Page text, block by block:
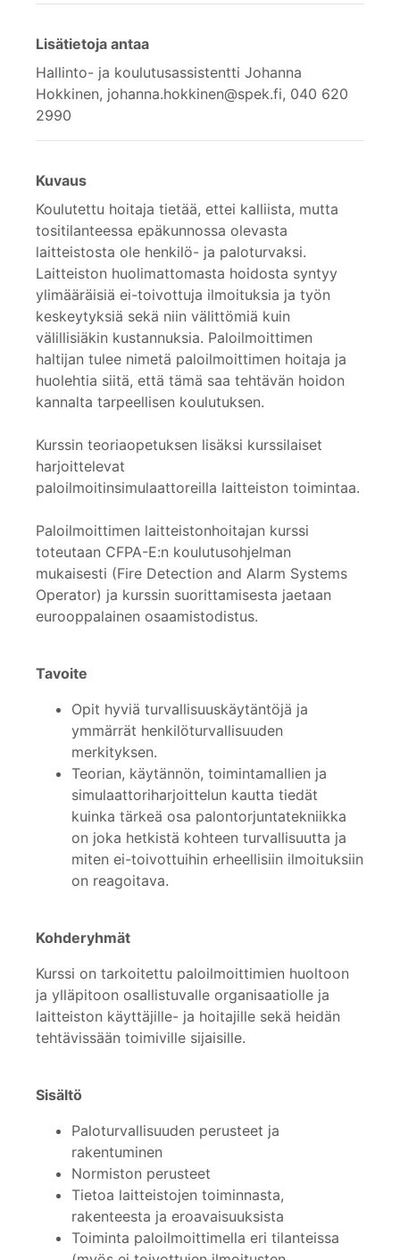
Lisätietoja antaa
Hallinto- ja koulutusassistentti Johanna
Hokkinen, johanna.hokkinen@spek.fi, 040 620
2990
Kuvaus
Koulutettu hoitaja tietää, ettei kalliista, mutta
tositilanteessa epäkunnossa olevasta
laitteistosta ole henkilö- ja paloturvaksi.
Laitteiston huolimattomasta hoidosta syntyy
ylimääräisiä ei-toivottuja ilmoituksia ja työn
keskeytyksiä sekä niin välittömiä kuin
välillisiäkin kustannuksia. Paloilmoittimen
haltijan tulee nimetä paloilmoittimen hoitaja ja
huolehtia siitä, että tämä saa tehtävän hoidon
kannalta tarpeellisen koulutuksen.
Kurssin teoriaopetuksen lisäksi kurssilaiset
harjoittelevat
paloilmoitinsimulaattoreilla laitteiston toimintaa.
Paloilmoittimen laitteistonhoitajan kurssi
toteutaan CFPA-E:n koulutusohjelman
mukaisesti (Fire Detection and Alarm Systems
Operator) ja kurssin suorittamisesta jaetaan
eurooppalainen osaamistodistus.
Tavoite
Opit hyviä turvallisuuskäytäntöjä ja
ymmärrät henkilöturvallisuuden
merkityksen.
Teorian, käytännön, toimintamallien ja
simulaattoriharjoittelun kautta tiedät
kuinka tärkeä osa palontorjuntatekniikka
on joka hetkistä kohteen turvallisuutta ja
miten ei-toivottuihin erheellisiin ilmoituksiin
on reagoitava.
Kohderyhmät
Kurssi on tarkoitettu paloilmoittimien huoltoon
ja ylläpitoon osallistuvalle organisaatiolle ja
laitteiston käyttäjille- ja hoitajille sekä heidän
tehtävissään toimiville sijaisille.
Sisältö
Paloturvallisuuden perusteet ja
rakentuminen
Normiston perusteet
Tietoa laitteistojen toiminnasta,
rakenteesta ja eroavaisuuksista
Toiminta paloilmoittimella eri tilanteissa